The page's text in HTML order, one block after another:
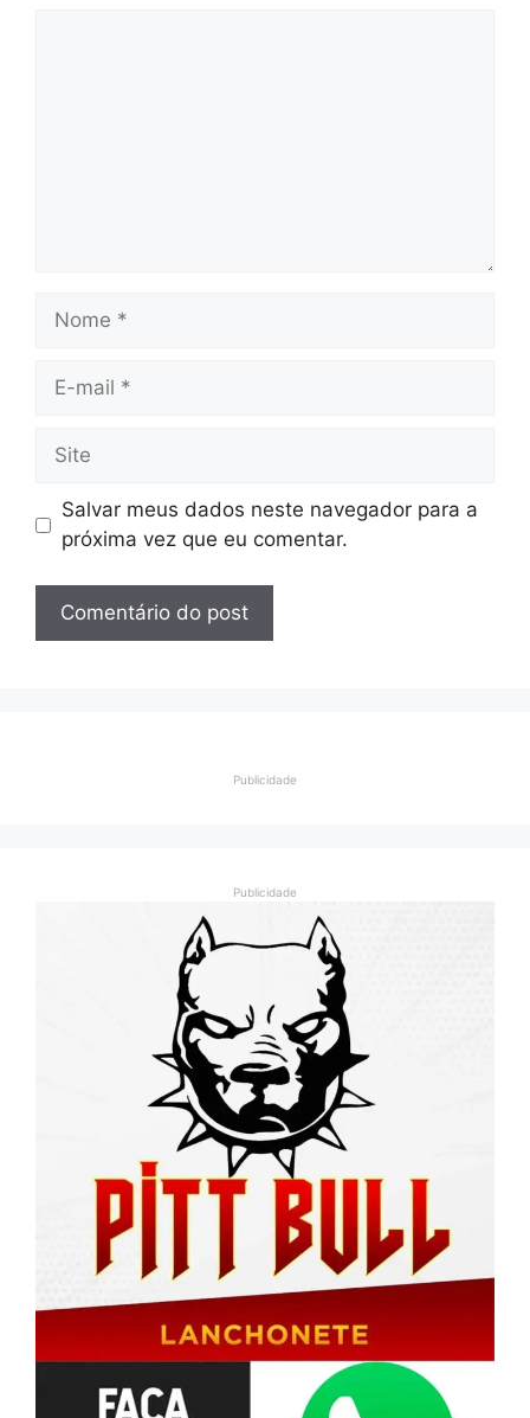
Nome
Site
Salvar meus dados neste navegador para a
próxima vez que eu comentar.
Publicidade
Publicidade